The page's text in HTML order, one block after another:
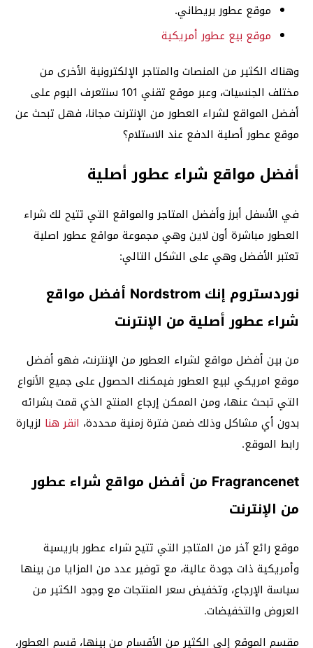
موقع عطور بريطاني.
موقع بيع عطور أمريكية
وهناك الكثير من المنصات والمتاجر الإلكترونية الأخرى من
مختلف الجنسيات، وعبر موقع تقني 101 سنتعرف اليوم على
أفضل المواقع لشراء العطور من الإنترنت مجانا، فهل تبحث عن
موقع عطور أصلية الدفع عند الاستلام؟
أفضل مواقع شراء عطور أصلية
في الأسفل أبرز وأفضل المتاجر والمواقع التي تتيح لك شراء
العطور مباشرة أون لاين وهي مجموعة مواقع عطور اصلية
تعتبر الأفضل وهي على الشكل التالي:
نوردستروم إنك Nordstrom أفضل مواقع
شراء عطور أصلية من الإنترنت
من بين أفضل مواقع لشراء العطور من الإنترنت، فهو أفضل
موقع امريكي لبيع العطور فيمكنك الحصول على جميع الأنواع
التي تبحث عنها، ومن الممكن إرجاع المنتج الذي قمت بشرائه
بدون أي مشاكل وذلك ضمن فترة زمنية محددة، انقر هنا لزيارة
رابط الموقع.
Fragrancenet من أفضل مواقع شراء عطور
من الإنترنت
موقع رائع آخر من المتاجر التي تتيح شراء عطور باريسية
وأمريكية ذات جودة عالية، مع توفير عدد من المزايا من بينها
سياسة الإرجاع، وتخفيض سعر المنتجات مع وجود الكثير من
العروض والتخفيضات.
مقسم الموقع إلى الكثير من الأقسام من بينها، قسم العطور،